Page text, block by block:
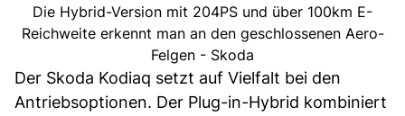
Die Hybrid-Version mit 204PS und über 100km E-
Reichweite erkennt man an den geschlossenen Aero-
Felgen - Skoda
Der Skoda Kodiaq setzt auf Vielfalt bei den
Antriebsoptionen. Der Plug-in-Hybrid kombiniert